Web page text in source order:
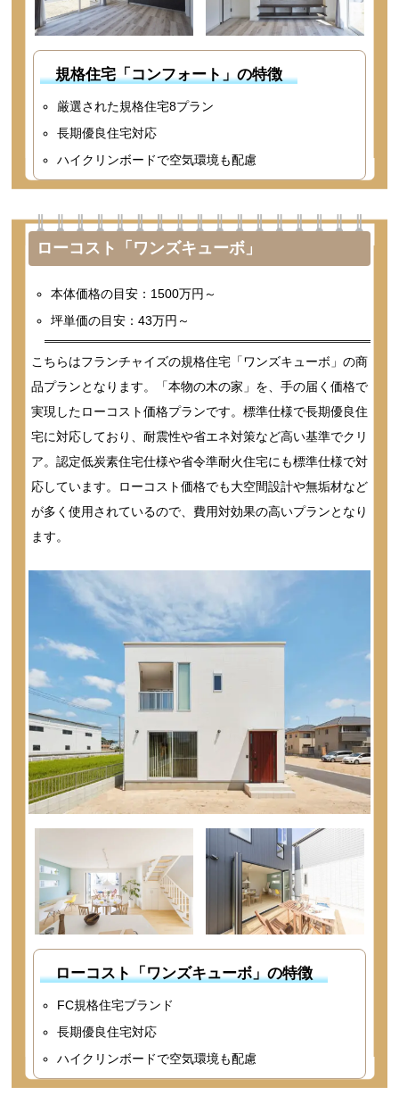
規格住宅「コンフォート」の特徴
厳選された規格住宅8プラン
長期優良住宅対応
ハイクリンボードで空気環境も配慮
ローコスト「ワンズキューボ」
本体価格の目安：1500万円～
坪単価の目安：43万円～
こちらはフランチャイズの規格住宅「ワンズキューボ」の商
品プランとなります。「本物の木の家」を、手の届く価格で
実現したローコスト価格プランです。標準仕様で長期優良住
宅に対応しており、耐震性や省エネ対策など高い基準でクリ
ア。認定低炭素住宅仕様や省令準耐火住宅にも標準仕様で対
応しています。ローコスト価格でも大空間設計や無垢材など
が多く使用されているので、費用対効果の高いプランとなり
ます。
ローコスト「ワンズキューボ」の特徴
FC規格住宅ブランド
長期優良住宅対応
ハイクリンボードで空気環境も配慮